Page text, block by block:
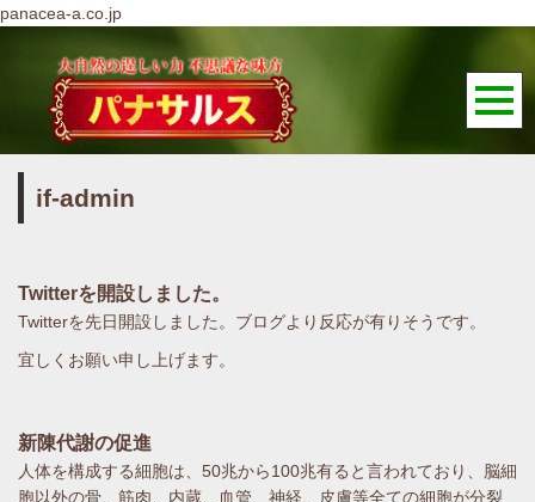
panacea-a.co.jp
if-admin
Twitterを開設しました。
Twitterを先日開設しました。ブログより反応が有りそうです。
宜しくお願い申し上げます。
新陳代謝の促進
人体を構成する細胞は、50兆から100兆有ると言われており、脳細
胞以外の骨、筋肉、内蔵、血管、神経、皮膚等全ての細胞が分裂